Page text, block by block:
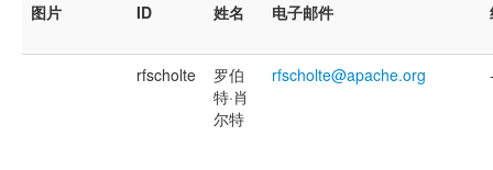
图片
ID 姓名 电子邮件
rfscholte
罗伯
特·肖
尔特
rfscholte@apache.org